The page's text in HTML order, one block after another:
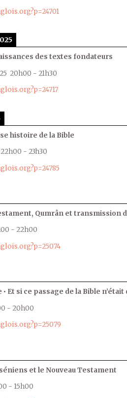
des textes fondateurs
20h00 - 21h30
histoire de la Bible
22h00 - 23h30
Qumrân et transmission
- 22h00
Et si ce passage de la Bible n’était
- 20h00
et le Nouveau Testament
- 15h00